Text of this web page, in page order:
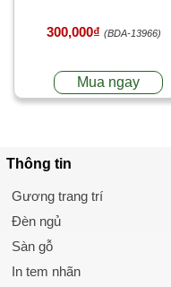
300,000₫ (BDA-13966)
Mua ngay
Thông tin
Gương trang trí
Đèn ngủ
Sàn gỗ
In tem nhãn